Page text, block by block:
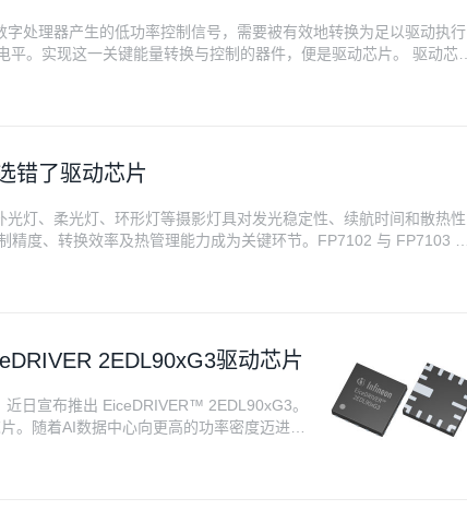
处理器产生的低功率控制信号，需要被有效地转换为足以驱动执行
。实现这一关键能量转换与控制的器件，便是驱动芯片。 驱动芯片
错了驱动芯片
灯、柔光灯、环形灯等摄影灯具对发光稳定性、续航时间和散热性
度、转换效率及热管理能力成为关键环节。FP7102 与 FP7103 是
2EDL90xG3驱动芯片
日宣布推出 EiceDRIVER™ 2EDL90xG3。
。随着AI数据中心向更高的功率密度迈进，